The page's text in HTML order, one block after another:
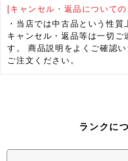
[キャンセル・返品についての
・当店では中古品という性質
キャンセル・返品等は一切ご
す。 商品説明をよくご確認
ご注文ください。
ランクに